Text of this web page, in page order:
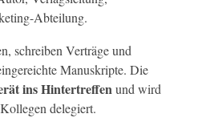
Abteilung.
schreiben Verträge und
Manuskripte. Die
ins Hintertreffen und wird
delegiert.